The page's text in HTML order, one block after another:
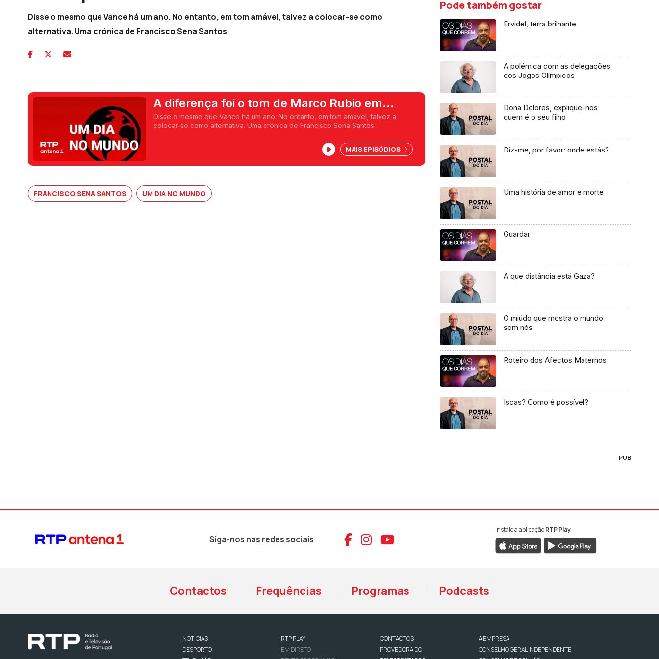
Disse o mesmo que Vance há um ano. No entanto, em tom amável, talvez a colocar-se como
alternativa. Uma crónica de Francisco Sena Santos.
A diferença foi o tom de Marco Rubio em
Munique
Disse o mesmo que Vance há um ano. No entanto, em tom amável, talvez a
colocar-se como alternativa. Uma crónica de Francisco Sena Santos.
MAIS EPISÓDIOS
FRANCISCO SENA SANTOS UM DIA NO MUNDO
Pode também gostar
Ervidel, terra brilhante
A polémica com as delegações
dos Jogos Olímpicos
Dona Dolores, explique-nos
quem é o seu filho
Diz-me, por favor: onde estás?
Uma história de amor e morte
Guardar
A que distância está Gaza?
O miúdo que mostra o mundo
sem nós
Roteiro dos Afectos Maternos
Iscas? Como é possível?
PUB
Siga-nos nas redes sociais Aceder ao Facebook da RTP Antena 1
Aceder ao Instagram da RTP Antena 1
Aceder ao YouTube da RTP Antena 1
Instale a aplicaçãoRTP Play
Contactos Frequências Programas Podcasts
NOTÍCIAS
DESPORTO
RTP PLAY
EM DIRETO
CONTACTOS
PROVEDORA DO
A EMPRESA
CONSELHO GERAL INDEPENDENTE